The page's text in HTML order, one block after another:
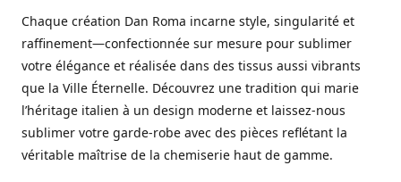
Chaque création Dan Roma incarne style, singularité et
raffinement—confectionnée sur mesure pour sublimer
votre élégance et réalisée dans des tissus aussi vibrants
que la Ville Éternelle. Découvrez une tradition qui marie
l’héritage italien à un design moderne et laissez-nous
sublimer votre garde-robe avec des pièces reflétant la
véritable maîtrise de la chemiserie haut de gamme.